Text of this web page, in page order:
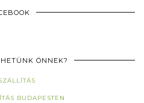
ÖNNEK?
BUDAPESTEN